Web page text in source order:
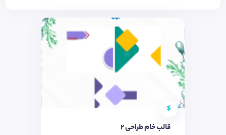
$
قالب خام طراحی 2